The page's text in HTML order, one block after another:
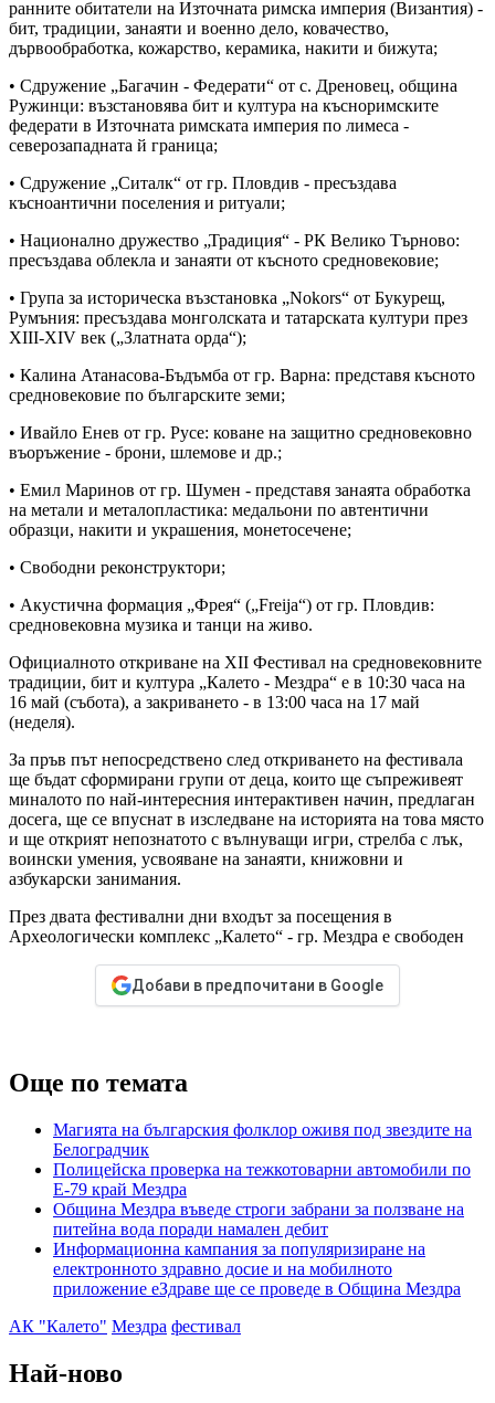
ранните обитатели на Източната римска империя (Византия) -
бит, традиции, занаяти и военно дело, ковачество,
дървообработка, кожарство, керамика, накити и бижута;
• Сдружение „Багачин - Федерати“ от с. Дреновец, община
Ружинци: възстановява бит и култура на късноримските
федерати в Източната римската империя по лимеса -
северозападната й граница;
• Сдружение „Ситалк“ от гр. Пловдив - пресъздава
късноантични поселения и ритуали;
• Национално дружество „Традиция“ - РК Велико Търново:
пресъздава облекла и занаяти от късното средновековие;
• Група за историческа възстановка „Nokors“ от Букурещ,
Румъния: пресъздава монголската и татарската култури през
XIII-XIV век („Златната орда“);
• Калина Атанасова-Бъдъмба от гр. Варна: представя късното
средновековие по българските земи;
• Ивайло Енев от гр. Русе: коване на защитно средновековно
въоръжение - брони, шлемове и др.;
• Емил Маринов от гр. Шумен - представя занаята обработка
на метали и металопластика: медальони по автентични
образци, накити и украшения, монетосечене;
• Свободни реконструктори;
• Акустична формация „Фрея“ („Freija“) от гр. Пловдив:
средновековна музика и танци на живо.
Официалното откриване на XII Фестивал на средновековните
традиции, бит и култура „Калето - Мездра“ е в 10:30 часа на
16 май (събота), а закриването - в 13:00 часа на 17 май
(неделя).
За пръв път непосредствено след откриването на фестивала
ще бъдат сформирани групи от деца, които ще съпреживеят
миналото по най-интересния интерактивен начин, предлаган
досега, ще се впуснат в изследване на историята на това място
и ще открият непознатото с вълнуващи игри, стрелба с лък,
воински умения, усвояване на занаяти, книжовни и
азбукарски занимания.
През двата фестивални дни входът за посещения в
Археологически комплекс „Калето“ - гр. Мездра e свободен
Добави в предпочитани в Google
Още по темата
Магията на българския фолклор оживя под звездите на
Белоградчик
Полицейска проверка на тежкотоварни автомобили по
Е-79 край Мездра
Община Мездра въведе строги забрани за ползване на
питейна вода поради намален дебит
Информационна кампания за популяризиране на
електронното здравно досие и на мобилното
приложение еЗдраве ще се проведе в Община Мездра
АК "Калето" Мездра фестивал
Най-ново